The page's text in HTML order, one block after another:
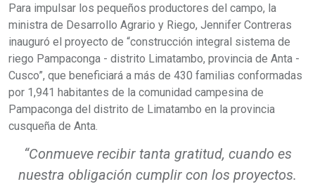
Para impulsar los pequeños productores del campo, la
ministra de Desarrollo Agrario y Riego, Jennifer Contreras
inauguró el proyecto de “construcción integral sistema de
riego Pampaconga - distrito Limatambo, provincia de Anta -
Cusco”, que beneficiará a más de 430 familias conformadas
por 1,941 habitantes de la comunidad campesina de
Pampaconga del distrito de Limatambo en la provincia
cusqueña de Anta.
“Conmueve recibir tanta gratitud, cuando es
nuestra obligación cumplir con los proyectos.